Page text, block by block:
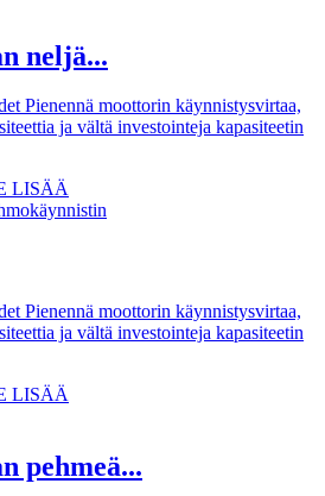
neljä...
Pienennä moottorin käynnistysvirtaa,
ja vältä investointeja kapasiteetin
Pienennä moottorin käynnistysvirtaa,
ja vältä investointeja kapasiteetin
pehmeä...